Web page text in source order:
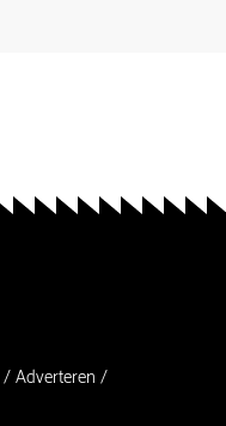
Adverteren